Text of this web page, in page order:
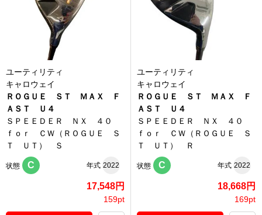
ユーティリティ
キャロウェイ
ＲＯＧＵＥ ＳＴ ＭＡＸ Ｆ
ＡＳＴ Ｕ４
ＳＰＥＥＤＥＲ ＮＸ ４０
ｆｏｒ ＣＷ（ＲＯＧＵＥ Ｓ
Ｔ ＵＴ） Ｓ
状態 C 年式 2022
17,548円
159pt
ユーティリティ
キャロウェイ
ＲＯＧＵＥ ＳＴ ＭＡＸ Ｆ
ＡＳＴ Ｕ４
ＳＰＥＥＤＥＲ ＮＸ ４０
ｆｏｒ ＣＷ（ＲＯＧＵＥ Ｓ
Ｔ ＵＴ） Ｒ
状態 C 年式 2022
18,668円
169pt